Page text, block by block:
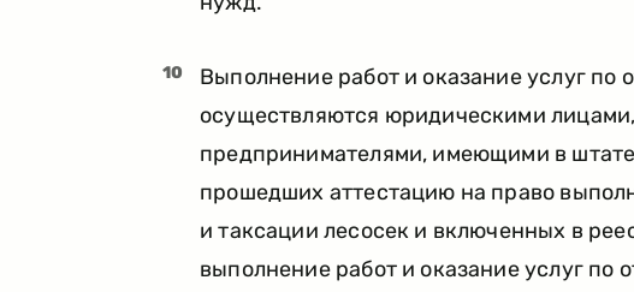
10
Выполнение работ и оказание услуг по
осуществляются юридическими
предпринимателями, имеющими в
прошедших аттестацию на право
и таксации лесосек и включенных в
выполнение работ и оказание услуг по